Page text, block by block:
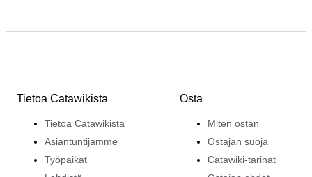
Tietoa Catawikista
Tietoa Catawikista
Asiantuntijamme
Työpaikat
Osta
Miten ostan
Ostajan suoja
Catawiki-tarinat